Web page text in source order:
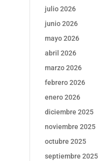
julio 2026
junio 2026
mayo 2026
abril 2026
marzo 2026
febrero 2026
enero 2026
diciembre 2025
noviembre 2025
octubre 2025
septiembre 2025